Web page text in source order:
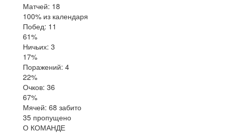
Матчей: 18
100% из календаря
Побед: 11
61%
Ничьих: 3
17%
Поражений: 4
22%
Очков: 36
67%
Мячей: 68 забито
35 пропущено
О КОМАНДЕ